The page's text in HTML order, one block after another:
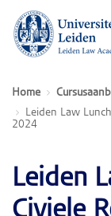
Home
Leiden Law
2024
Leiden